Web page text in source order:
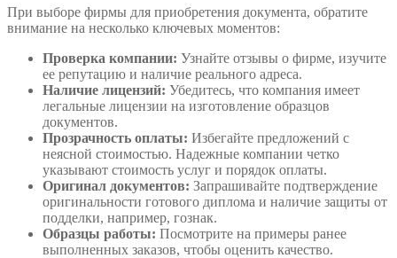
При выборе фирмы для приобретения документа, обратите
внимание на несколько ключевых моментов:
Проверка компании: Узнайте отзывы о фирме, изучите
ее репутацию и наличие реального адреса.
Наличие лицензий: Убедитесь, что компания имеет
легальные лицензии на изготовление образцов
документов.
Прозрачность оплаты: Избегайте предложений с
неясной стоимостью. Надежные компании четко
указывают стоимость услуг и порядок оплаты.
Оригинал документов: Запрашивайте подтверждение
оригинальности готового диплома и наличие защиты от
подделки, например, гознак.
Образцы работы: Посмотрите на примеры ранее
выполненных заказов, чтобы оценить качество.